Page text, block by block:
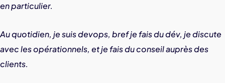
en particulier.
Au quotidien, je suis devops, bref je fais du dév, je discute
avec les opérationnels, et je fais du conseil auprès des
clients.